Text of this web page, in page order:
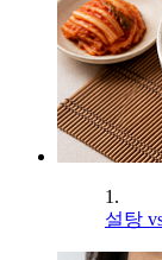
1.
설탕